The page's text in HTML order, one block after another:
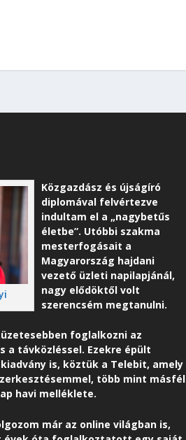
Közgazdász és újságíró
diplomával felvértezve
indultam el a „nagybetűs
életbe”. Utóbbi szakma
mesterfogásait a
Magyarország hajdani
vezető üzleti napilapjánál,
nagy elődöktől volt
szerencsém megtanulni.
foglalkozni az
a távközléssel. Ezekre épült
is, köztük a Telebit, amely
több mint másfél
havi melléklete.
már az online világban is,